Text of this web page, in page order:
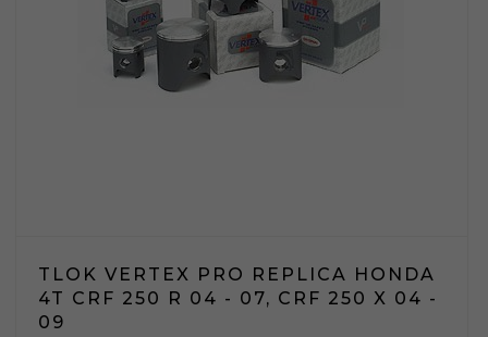
TLOK VERTEX PRO REPLICA HONDA
4T CRF 250 R 04 - 07, CRF 250 X 04 -
09